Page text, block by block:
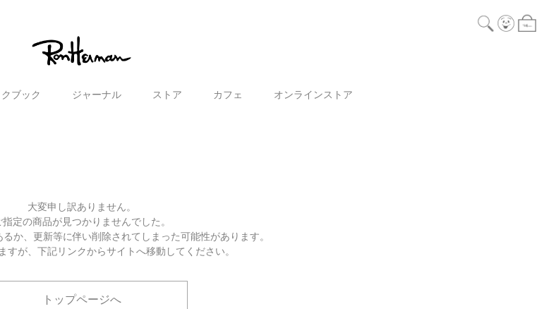
ブック ジャーナル ストア カフェ オンラインストア
大変申し訳ありません。
指定の商品が見つかりませんでした。
か、更新等に伴い削除されてしまった可能性があります。
すが、下記リンクからサイトへ移動してください。
トップページへ